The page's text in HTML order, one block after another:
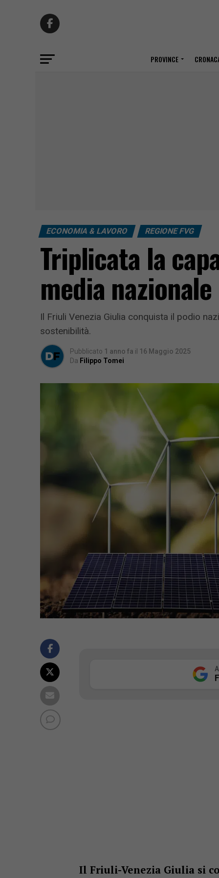
PROVINCE
ECONOMIA & LAVORO REGIONE FVG
Triplicata la
media nazionale
Il Friuli Venezia Giulia conquista il podio
sostenibilità.
Pubblicato 1 anno fa il 16 Maggio 2025
Da Filippo Tomei
Il Friuli-Venezia Giulia si